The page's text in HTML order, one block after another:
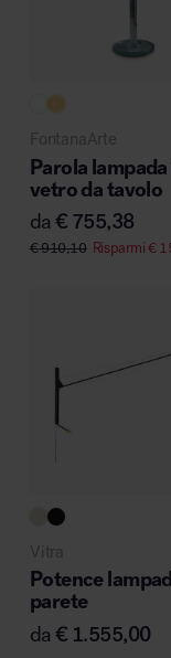
MillerKnoll
FontanaArte
Parola
vetro da tavolo
da€ 755,38
€910,10 Risparmi€
Vitra
Potence
parete
da€ 1.555,00